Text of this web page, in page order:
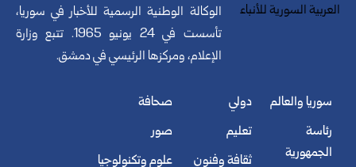
الوكالة الوطنية الرسمية للأخبار في سوريا،
تأسست في 24 يونيو 1965. تتبع وزارة
الإعلام، ومركزها الرئيسي في دمشق.
سوريا والعالم
رئاسة
الجمهورية
دولي
تعليم
ثقافة وفنون
صحافة
صور
علوم وتكنولوجيا